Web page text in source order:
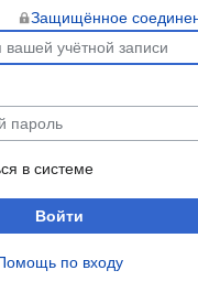
Защищённое
в системе
Войти
по входу